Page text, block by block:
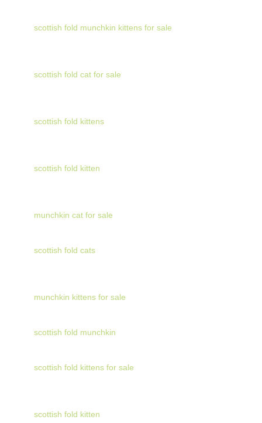
scottish fold munchkin kittens for sale
scottish fold cat for sale
scottish fold kittens
scottish fold kitten
munchkin cat for sale
scottish fold cats
munchkin kittens for sale
scottish fold munchkin
scottish fold kittens for sale
scottish fold kitten